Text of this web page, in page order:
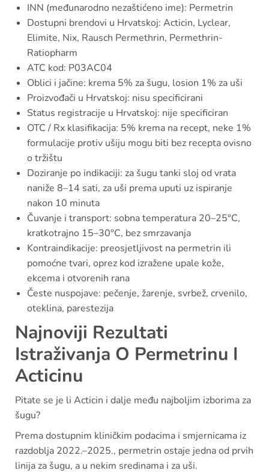
INN (međunarodno nezaštićeno ime): Permetrin
Dostupni brendovi u Hrvatskoj: Acticin, Lyclear,
Elimite, Nix, Rausch Permethrin, Permethrin-
Ratiopharm
ATC kod: P03AC04
Oblici i jačine: krema 5% za šugu, losion 1% za uši
Proizvođači u Hrvatskoj: nisu specificirani
Status registracije u Hrvatskoj: nije specificiran
OTC / Rx klasifikacija: 5% krema na recept, neke 1%
formulacije protiv ušiju mogu biti bez recepta ovisno
o tržištu
Doziranje po indikaciji: za šugu tanki sloj od vrata
naniže 8–14 sati, za uši prema uputi uz ispiranje
nakon 10 minuta
Čuvanje i transport: sobna temperatura 20–25°C,
kratkotrajno 15–30°C, bez smrzavanja
Kontraindikacije: preosjetljivost na permetrin ili
pomoćne tvari, oprez kod izražene upale kože,
ekcema i otvorenih rana
Česte nuspojave: pečenje, žarenje, svrbež, crvenilo,
oteklina, parestezija
Najnoviji Rezultati
Istraživanja O Permetrinu I
Acticinu
Pitate se je li Acticin i dalje među najboljim izborima za
šugu?
Prema dostupnim kliničkim podacima i smjernicama iz
razdoblja 2022.–2025., permetrin ostaje jedna od prvih
linija za šugu, a u nekim sredinama i za uši.